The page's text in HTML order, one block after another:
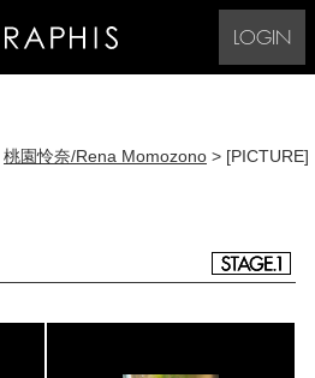
LOGIN
桃園怜奈/Rena Momozono > [PICTURE]